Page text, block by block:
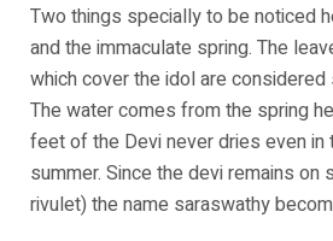
Two things specially to be noticed
and the immaculate spring. The
which cover the idol are
The water comes from the spring
feet of the Devi never dries even in
summer. Since the devi remains on
rivulet) the name saraswathy